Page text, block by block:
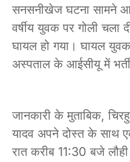
सनसनीखेज घटना सामने
वर्षीय युवक पर गोली
घायल हो गया। घायल
अस्पताल के आईसीयू में
जानकारी के मुताबिक,
यादव अपने दोस्त के साथ
रात करीब 11:30 बजे